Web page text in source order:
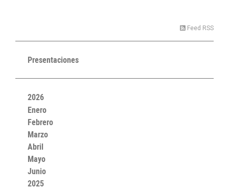
Feed RSS
Presentaciones
2026
Enero
Febrero
Marzo
Abril
Mayo
Junio
2025